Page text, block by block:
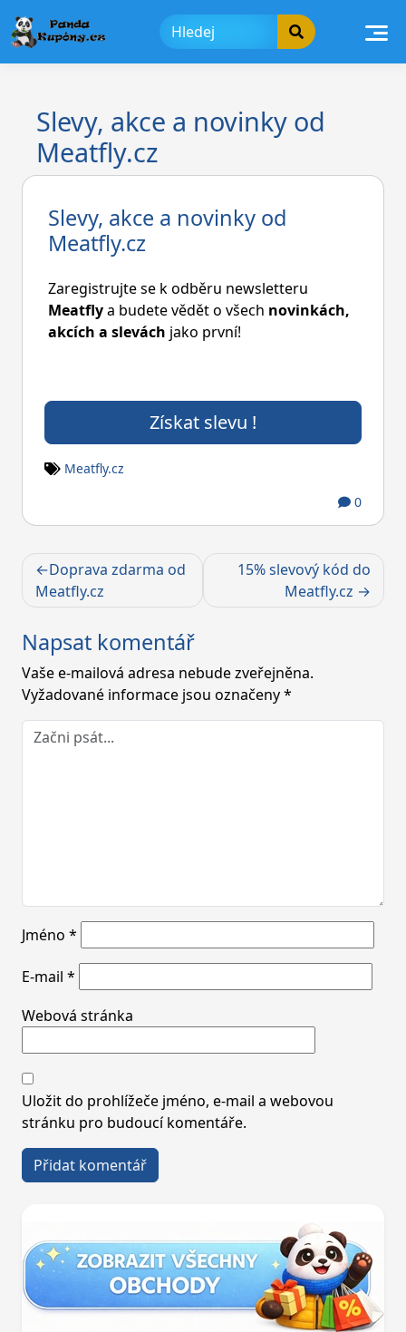
to
content
Slevy, akce a novinky od
Meatfly.cz
Slevy, akce a novinky od
Meatfly.cz
Zaregistrujte se k odběru newsletteru
Meatflya budete vědět o všech novinkách,
akcích a slevách jako první!
Získat slevu !
Meatfly.cz
0
Navigace
pro
Doprava zdarma od
Meatfly.cz
15% slevový kód do
Meatfly.cz
Napsat komentář
Vaše e-mailová adresa nebude zveřejněna.
Vyžadované informace jsou označeny*
Jméno *
E-mail *
Webová stránka
Uložit do prohlížeče jméno, e-mail a webovou
stránku pro budoucí komentáře.